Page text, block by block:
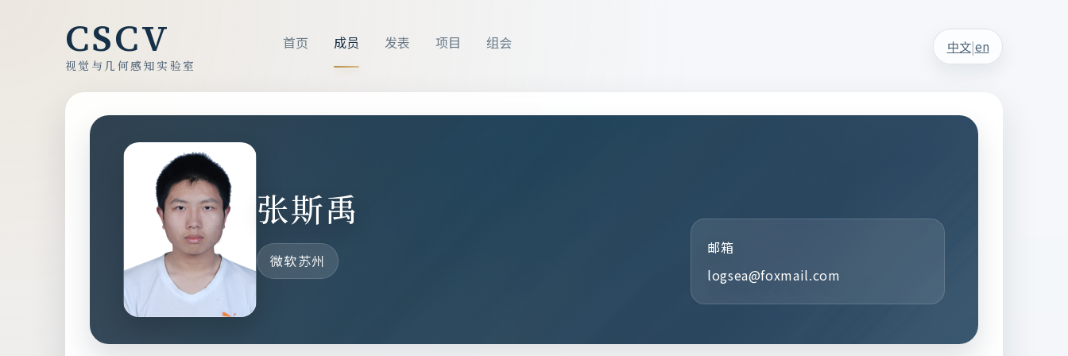
CSCV
视觉与几何感知实验室
首页 成员 发表 项目 组会 中文|en
张斯禹
微软苏州
邮箱
logsea@foxmail.com